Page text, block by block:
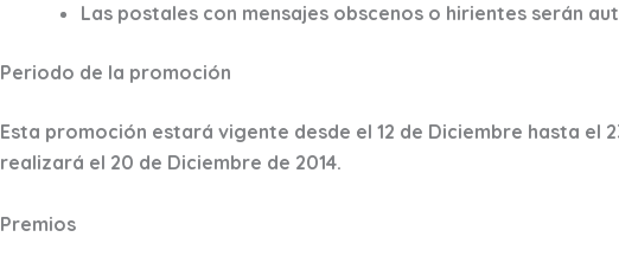
Las postales con mensajes obscenos o hirientes serán
Periodo de la promoción
Esta promoción estará vigente desde el 12 de Diciembre hasta el
realizará el 20 de Diciembre de 2014.
Premios